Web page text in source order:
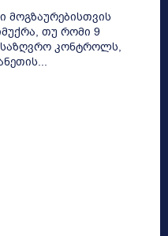
მოგზაურებისთვის
თუ რომი 9
კონტროლს,